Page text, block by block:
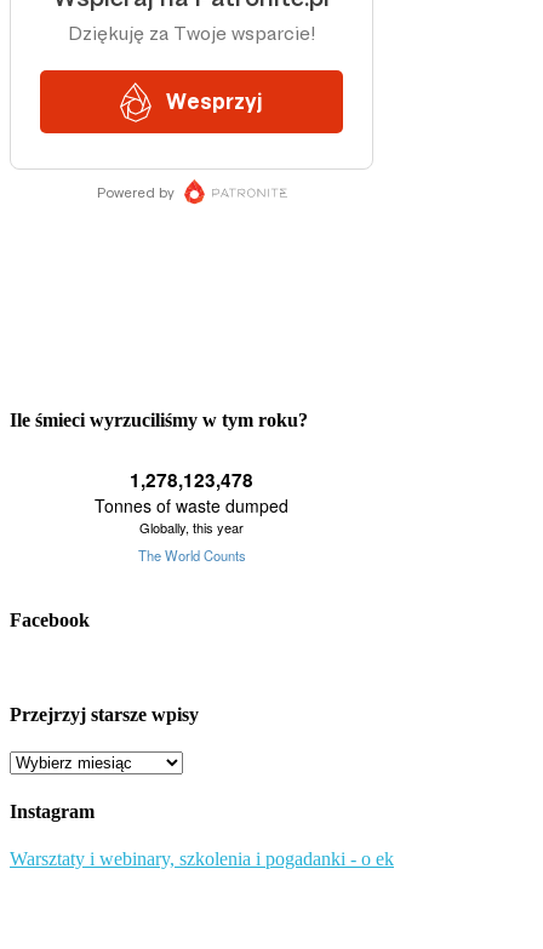
Ile śmieci wyrzuciliśmy w tym roku?
Facebook
Przejrzyj starsze wpisy
Przejrzyj
wpisy
Instagram
Warsztaty i webinary, szkolenia i pogadanki - o ek